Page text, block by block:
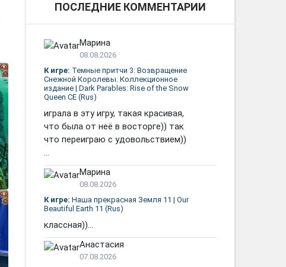
ПОСЛЕДНИЕ КОММЕНТАРИИ
Марина
08.08.2026
К игре: Темные притчи 3: Возвращение
Снежной Королевы. Коллекционное
издание | Dark Parables: Rise of the Snow
Queen CE (Rus)
играла в эту игру, такая красивая,
что была от неё в восторге)) так
что переиграю с удовольствием))
...
Марина
08.08.2026
К игре: Наша прекрасная Земля 11 | Our
Beautiful Earth 11 (Rus)
классная))...
Анастасия
07.08.2026